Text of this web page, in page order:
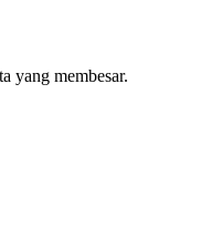
yang membesar.